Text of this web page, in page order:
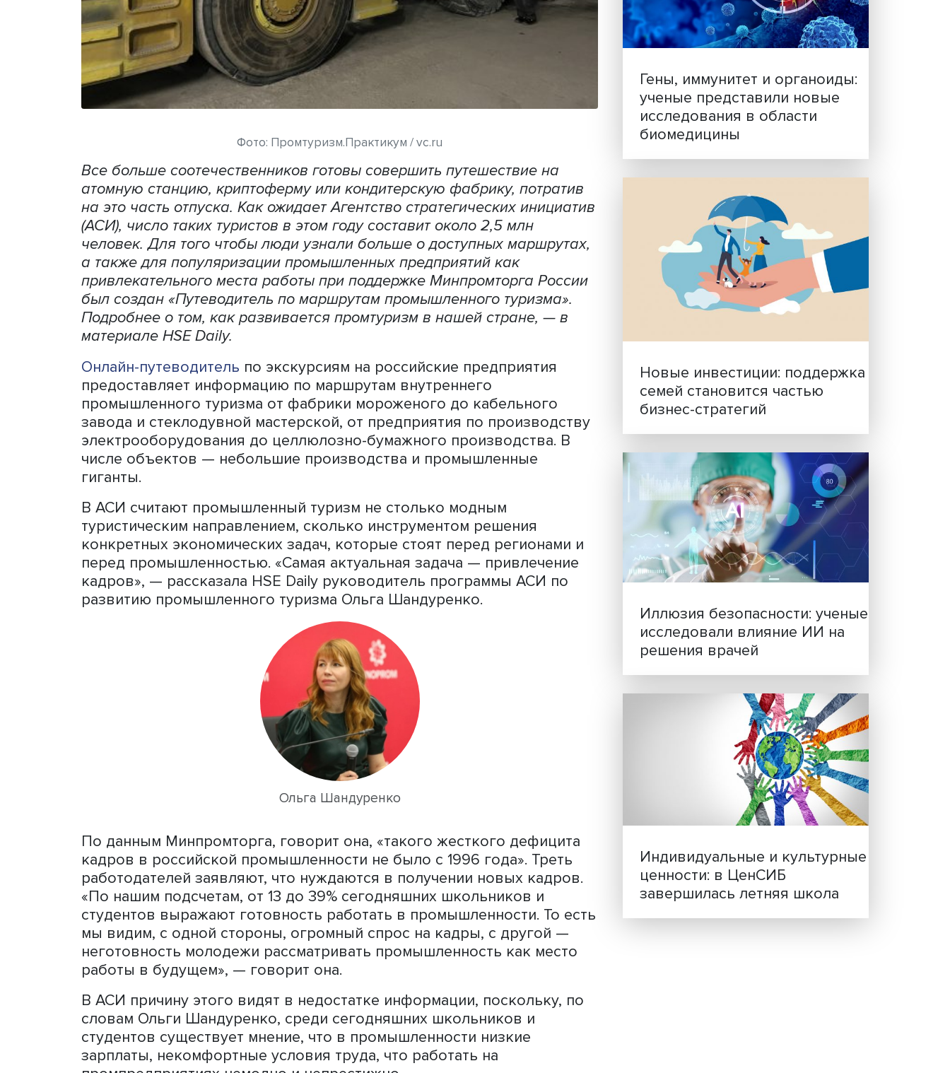
Фото: Промтуризм.Практикум / vc.ru
Все больше соотечественников готовы совершить путешествие на
атомную станцию, криптоферму или кондитерскую фабрику, потратив
на это часть отпуска. Как ожидает Агентство стратегических инициатив
(АСИ), число таких туристов в этом году составит около 2,5 млн
человек. Для того чтобы люди узнали больше о доступных маршрутах,
а также для популяризации промышленных предприятий как
привлекательного места работы при поддержке Минпромторга России
был создан «Путеводитель по маршрутам промышленного туризма».
Подробнее о том, как развивается промтуризм в нашей стране, — в
материале HSE Daily.
Онлайн-путеводительпо экскурсиям на российские предприятия
предоставляет информацию по маршрутам внутреннего
промышленного туризма от фабрики мороженого до кабельного
завода и стеклодувной мастерской, от предприятия по производству
электрооборудования до целлюлозно-бумажного производства. В
числе объектов — небольшие производства и промышленные
В АСИ считают промышленный туризм не столько модным
туристическим направлением, сколько инструментом решения
конкретных экономических задач, которые стоят перед регионами и
перед промышленностью. «Самая актуальная задача — привлечение
кадров», — рассказала HSE Daily руководитель программы АСИ по
развитию промышленного туризма Ольга Шандуренко.
Ольга Шандуренко
Гены, иммунитет и
ученые представили
исследования в области
биомедицины
Новые инвестиции:
семей становится частью
бизнес-стратегий
Иллюзия безопасности:
решения врачей